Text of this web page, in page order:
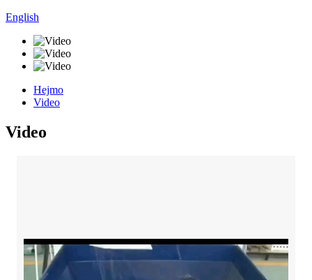
English
Hejmo
Video
Video